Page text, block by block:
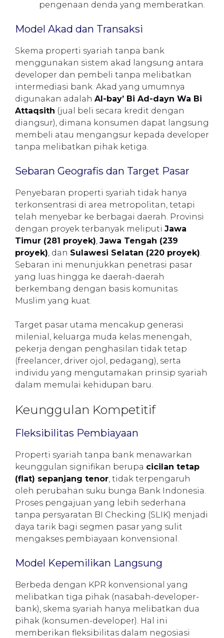
pengenaan denda yang memberatkan.
Model Akad dan Transaksi
Skema properti syariah tanpa bank
menggunakan sistem akad langsung antara
developer dan pembeli tanpa melibatkan
intermediasi bank. Akad yang umumnya
digunakan adalah Al-bay’ Bi Ad-dayn Wa Bi
Attaqsith (jual beli secara kredit dengan
diangsur), dimana konsumen dapat langsung
membeli atau mengangsur kepada developer
tanpa melibatkan pihak ketiga.
Sebaran Geografis dan Target Pasar
Penyebaran properti syariah tidak hanya
terkonsentrasi di area metropolitan, tetapi
telah menyebar ke berbagai daerah. Provinsi
dengan proyek terbanyak meliputi Jawa
Timur (281 proyek), Jawa Tengah (239
proyek), dan Sulawesi Selatan (220 proyek).
Sebaran ini menunjukkan penetrasi pasar
yang luas hingga ke daerah-daerah
berkembang dengan basis komunitas
Muslim yang kuat.
Target pasar utama mencakup generasi
milenial, keluarga muda kelas menengah,
pekerja dengan penghasilan tidak tetap
(freelancer, driver ojol, pedagang), serta
individu yang mengutamakan prinsip syariah
dalam memulai kehidupan baru.
Keunggulan Kompetitif
Fleksibilitas Pembiayaan
Properti syariah tanpa bank menawarkan
keunggulan signifikan berupa cicilan tetap
(flat) sepanjang tenor, tidak terpengaruh
oleh perubahan suku bunga Bank Indonesia.
Proses pengajuan yang lebih sederhana
tanpa persyaratan BI Checking (SLIK) menjadi
daya tarik bagi segmen pasar yang sulit
mengakses pembiayaan konvensional.
Model Kepemilikan Langsung
Berbeda dengan KPR konvensional yang
melibatkan tiga pihak (nasabah-developer-
bank), skema syariah hanya melibatkan dua
pihak (konsumen-developer). Hal ini
memberikan fleksibilitas dalam negosiasi